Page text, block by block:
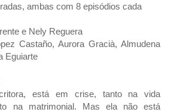
ambas com 8 episódios cada
e Nely Reguera
Castaño,Aurora Gracià,Almudena
Eguiarte
está em crise, tanto na vida
na matrimonial. Mas ela não está